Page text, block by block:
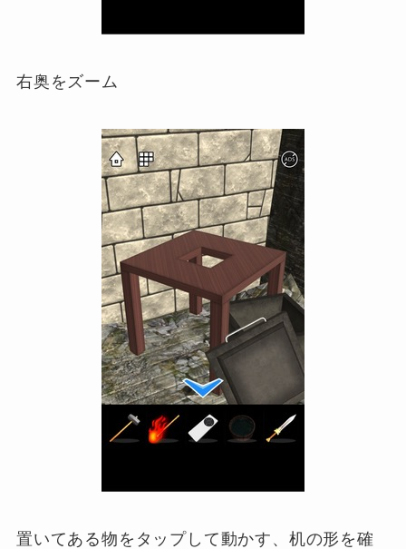
右奥をズーム
置いてある物をタップして動かす、机の形を確